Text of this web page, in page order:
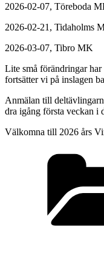
2026-02-07, Töreboda
2026-02-21, Tidaholms
2026-03-07, Tibro MK
Lite små förändringar har
fortsätter vi på inslagen
Anmälan till
dra igång första veckan i
Välkomna till 2026 års